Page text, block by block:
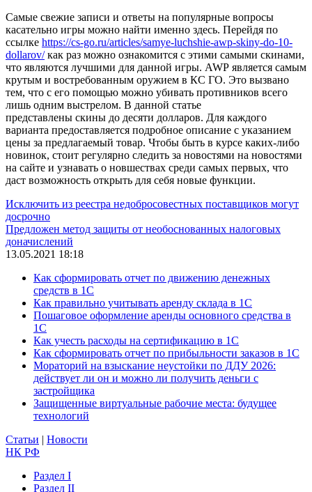
Самые свежие записи и ответы на популярные вопросы
касательно игры можно найти именно здесь. Перейдя по
ссылке https://cs-go.ru/articles/samye-luchshie-awp-skiny-do-10-
dollarov/как раз можно ознакомится с этими самыми скинами,
что являются лучшими для данной игры. AWP является самым
крутым и востребованным оружием в КС ГО. Это вызвано
тем, что с его помощью можно убивать противников всего
лишь одним выстрелом. В данной статье
представлены скины до десяти долларов. Для каждого
варианта предоставляется подробное описание с указанием
цены за предлагаемый товар. Чтобы быть в курсе каких-либо
новинок, стоит регулярно следить за новостями на новостями
на сайте и узнавать о новшествах среди самых первых, что
даст возможность открыть для себя новые функции.
Исключить из реестра недобросовестных поставщиков могут
досрочно
Предложен метод защиты от необоснованных налоговых
доначислений
13.05.2021 18:18
Как сформировать отчет по движению денежных
средств в 1С
Как правильно учитывать аренду склада в 1С
Пошаговое оформление аренды основного средства в
1С
Как учесть расходы на сертификацию в 1С
Как сформировать отчет по прибыльности заказов в 1С
Мораторий на взыскание неустойки по ДДУ 2026:
действует ли он и можно ли получить деньги с
застройщика
Защищенные виртуальные рабочие места: будущее
технологий
Статьи | Новости
НК РФ
Раздел I
Раздел II